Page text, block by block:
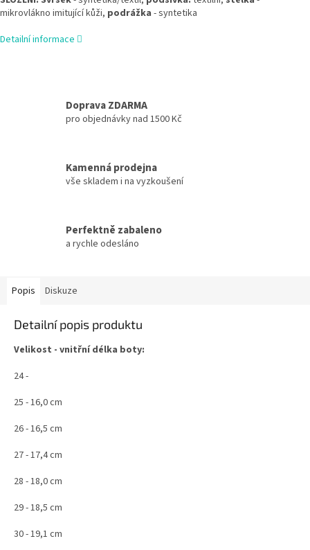
mikrovlákno imitující kůži, podrážka - syntetika
Detailní informace
Doprava ZDARMA
pro objednávky nad 1500 Kč
Kamenná prodejna
vše skladem i na vyzkoušení
Perfektně zabaleno
a rychle odesláno
Popis Diskuze
Detailní popis produktu
Velikost - vnitřní délka boty:
24 -
25 - 16,0 cm
26 - 16,5 cm
27 - 17,4 cm
28 - 18,0 cm
29 - 18,5 cm
30 - 19,1 cm